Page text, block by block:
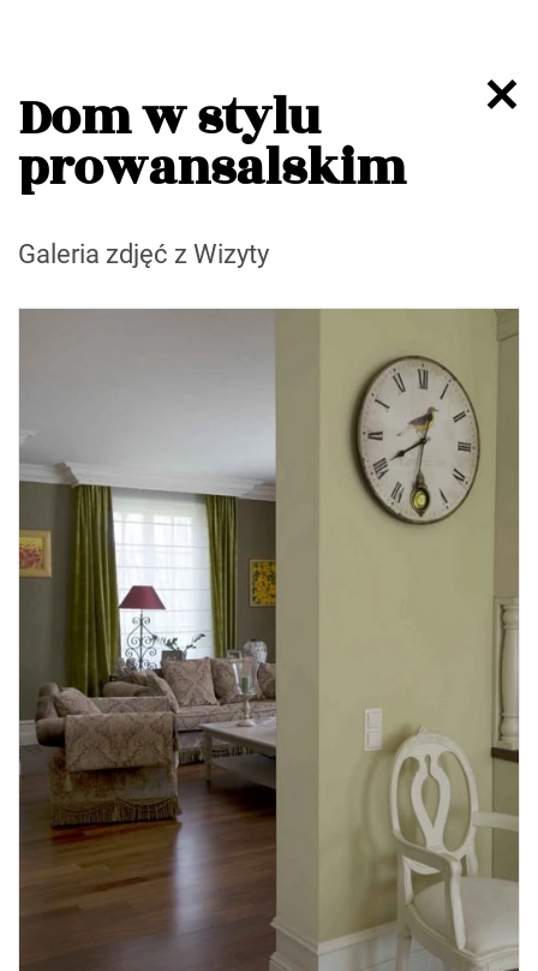
Dom w stylu
prowansalskim
Galeria zdjęć z Wizyty